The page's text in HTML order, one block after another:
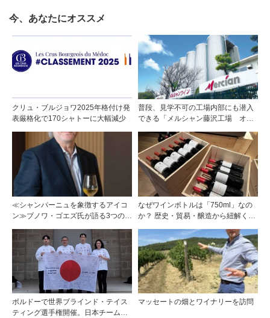
今、あなたにオススメ
クリュ・ブルジョワ2025年格付け発
表厳格化で170シャトーに大幅減少
普段、見学不可の工場内部にも潜入
できる「メルシャン藤沢工場 オン
≪シャンパーニュを象徴するアイコ
ン≫ブノワ・ゴエズ氏が語る3つのキ
なぜワインボトルは「750ml」なの
か？ 歴史・貿易・醸造から紐解く4
ボルドーで世界ブラインド・テイス
ティング選手権開催。日本チームが4
マッセートの畑とワイナリーを訪問